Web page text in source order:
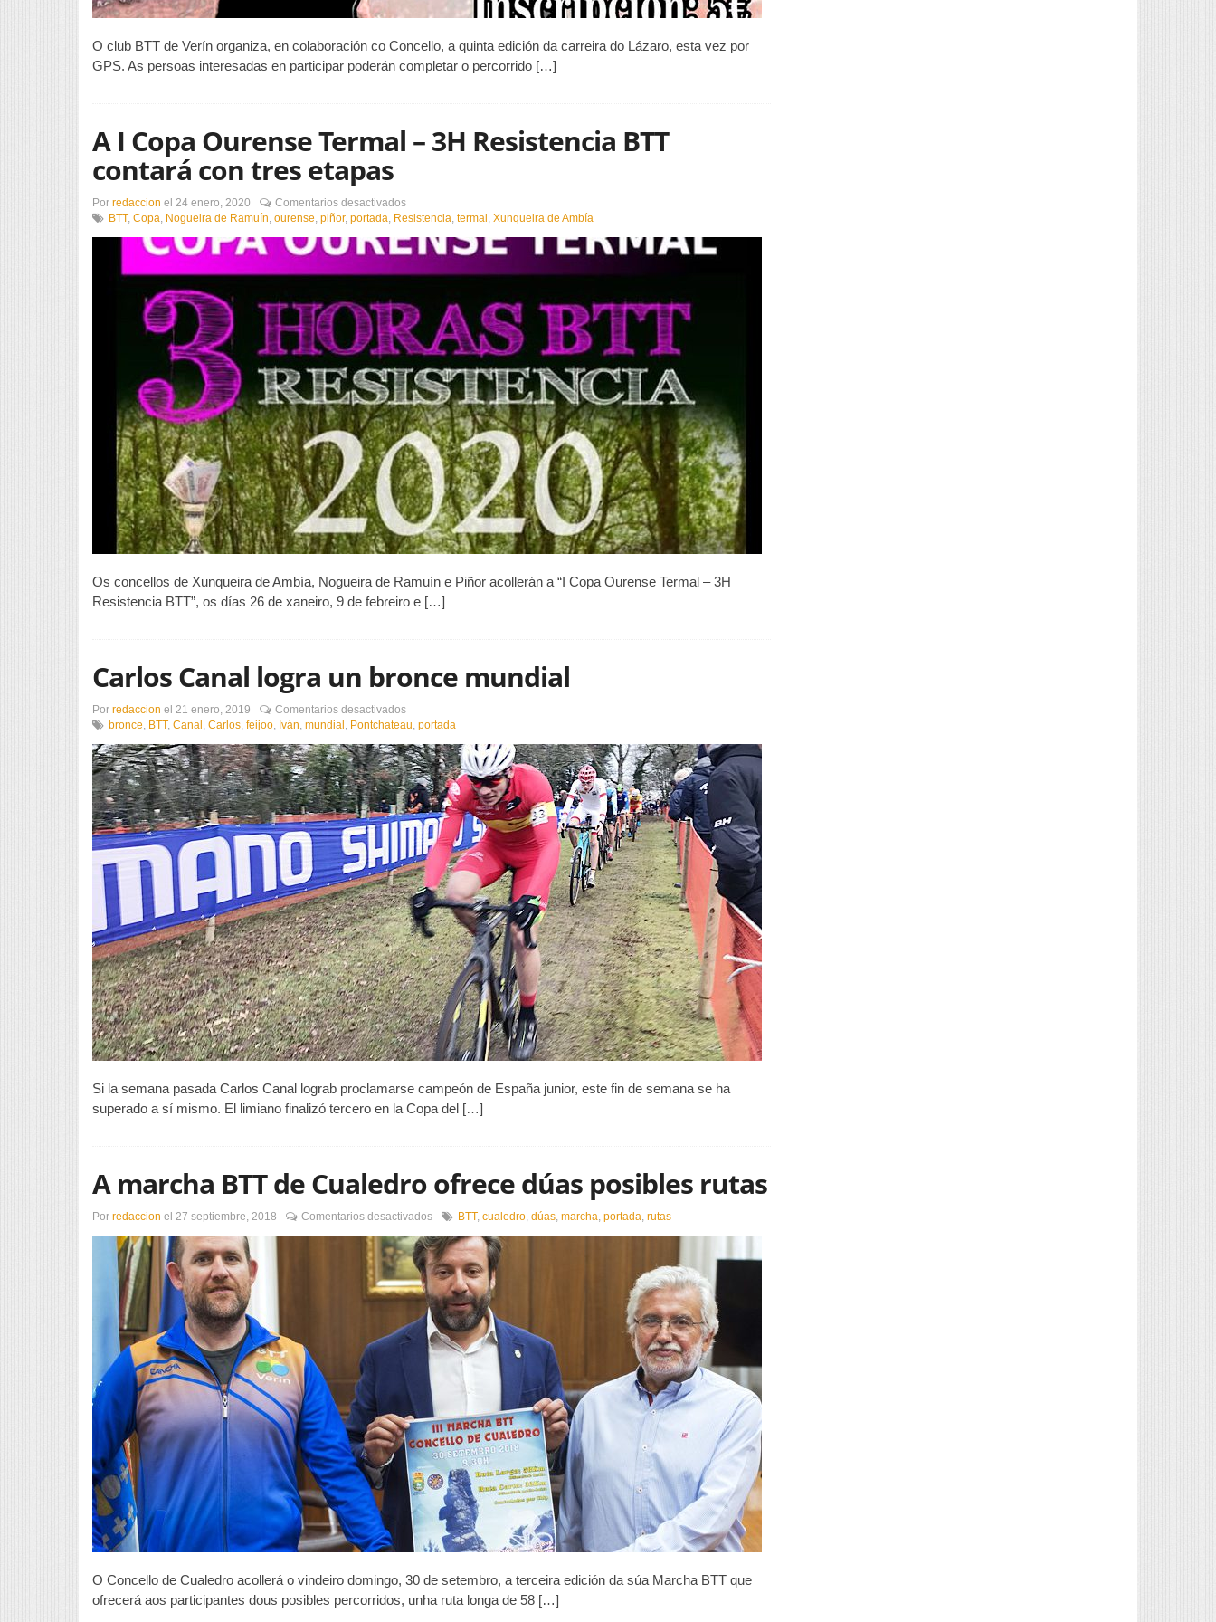
O club BTT de Verín organiza, en colaboración co Concello, a quinta edición da carreira do Lázaro, esta vez por
GPS. As persoas interesadas en participar poderán completar o percorrido […]
A I Copa Ourense Termal – 3H Resistencia BTT
contará con tres etapas
Por redaccion el 24 enero, 2020 Comentarios desactivadosen
A
Copa
Termal
3H
Resistencia
BTT
contará
con
tres
etapas
BTT, Copa Nogueira de Ramuín ourense piñor, portada Resistencia termal Xunqueira de Ambía
Os concellos de Xunqueira de Ambía, Nogueira de Ramuín e Piñor acollerán a “I Copa Ourense Termal – 3H
Resistencia BTT”, os días 26 de xaneiro, 9 de febreiro e […]
Carlos Canal logra un bronce mundial
Por redaccion el 21 enero, 2019 Comentarios desactivadosen
Carlos
logra
un
bronce
mundial
bronce BTT, Canal Carlos feijoo Iván mundial Pontchateau portada
Si la semana pasada Carlos Canal lograb proclamarse campeón de España junior, este fin de semana se ha
superado a sí mismo. El limiano finalizó tercero en la Copa del […]
A marcha BTT de Cualedro ofrece dúas posibles rutas
Por redaccion el 27 septiembre, 2018 Comentarios desactivadosen
marcha
BTT
de
Cualedro
ofrece
dúas
posibles
rutas
BTT, cualedro dúas marcha portada rutas
O Concello de Cualedro acollerá o vindeiro domingo, 30 de setembro, a terceira edición da súa Marcha BTT que
ofrecerá aos participantes dous posibles percorridos, unha ruta longa de 58 […]